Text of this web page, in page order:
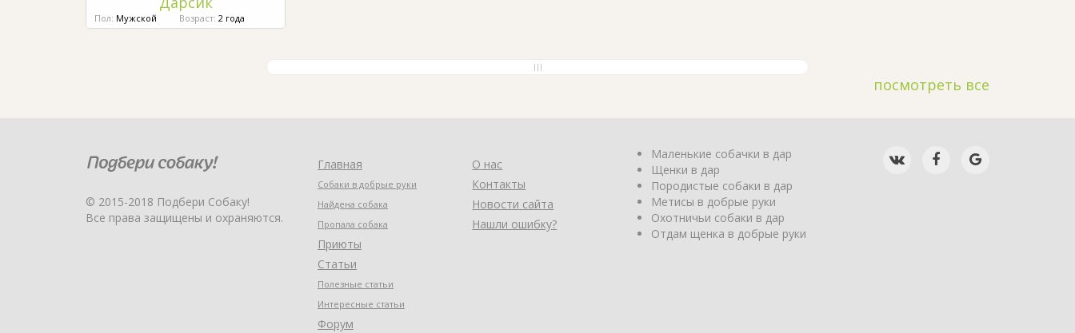
Пол: Мужской Возраст: 2 года
посмотреть все
© 2015-2018 Подбери Собаку!
Все права защищены и охраняются.
Главная
Собаки в добрые руки
Найдена собака
Пропала собака
Приюты
Статьи
Полезные статьи
Интересные статьи
Форум
О нас
Контакты
Новости сайта
Нашли ошибку?
Маленькие собачки в дар
Щенки в дар
Породистые собаки в дар
Метисы в добрые руки
Охотничьи собаки в дар
Отдам щенка в добрые руки